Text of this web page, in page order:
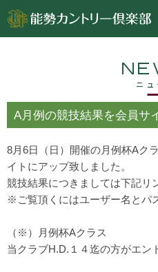
ニュ
A月例の競技結果を会員サ
8月6日（日）開催の月例杯Aク
イトにアップ致しました。
競技結果につきましては下記リ
※ご覧頂くにはユーザー名とパ
（※）月例杯Aクラス
当クラブH.D.１４迄の方がエン